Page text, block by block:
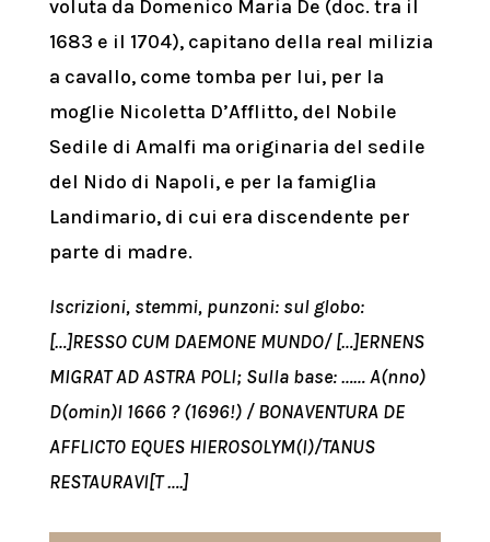
voluta da Domenico Maria De (doc. tra il
1683 e il 1704), capitano della real milizia
a cavallo, come tomba per lui, per la
moglie Nicoletta D’Afflitto, del Nobile
Sedile di Amalfi ma originaria del sedile
del Nido di Napoli, e per la famiglia
Landimario, di cui era discendente per
parte di madre.
Iscrizioni, stemmi, punzoni: sul globo:
[…]RESSO CUM DAEMONE MUNDO/ […]ERNENS
MIGRAT AD ASTRA POLI; Sulla base: …… A(nno)
D(omin)I 1666 ? (1696!) / BONAVENTURA DE
AFFLICTO EQUES HIEROSOLYM(I)/TANUS
RESTAURAVI[T ….]